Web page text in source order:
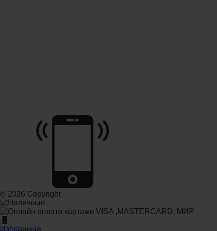
© 2026 Copyright
0
Избранные